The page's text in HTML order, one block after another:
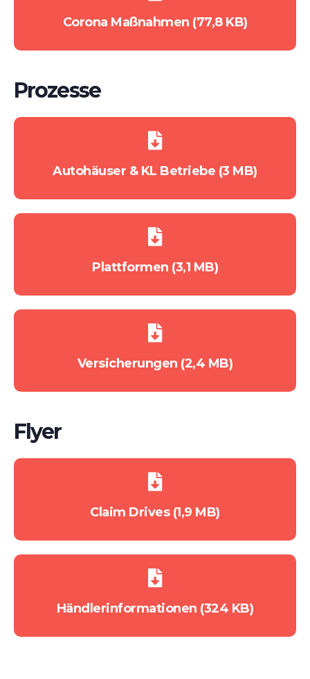
Corona Maßnahmen (77,8 KB)
Prozesse
Autohäuser & KL Betriebe (3 MB)
Plattformen (3,1 MB)
Versicherungen (2,4 MB)
Flyer
Claim Drives (1,9 MB)
Händlerinformationen (324 KB)